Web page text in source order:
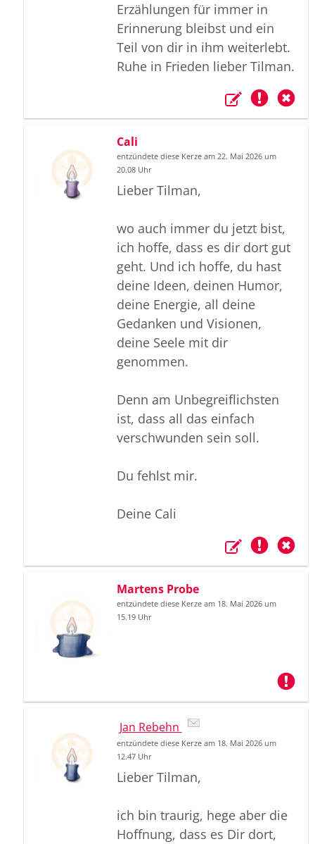
Erzählungen für immer in
Erinnerung bleibst und ein
Teil von dir in ihm weiterlebt.
Ruhe in Frieden lieber Tilman.
Cali
entzündete diese Kerze am 22. Mai 2026 um
20.08 Uhr
Lieber Tilman,
wo auch immer du jetzt bist,
ich hoffe, dass es dir dort gut
geht. Und ich hoffe, du hast
deine Ideen, deinen Humor,
deine Energie, all deine
Gedanken und Visionen,
deine Seele mit dir
genommen.
Denn am Unbegreiflichsten
ist, dass all das einfach
verschwunden sein soll.
Du fehlst mir.
Deine Cali
Martens Probe
entzündete diese Kerze am 18. Mai 2026 um
15.19 Uhr
Jan Rebehn
entzündete diese Kerze am 18. Mai 2026 um
12.47 Uhr
Lieber Tilman,
ich bin traurig, hege aber die
Hoffnung, dass es Dir dort,